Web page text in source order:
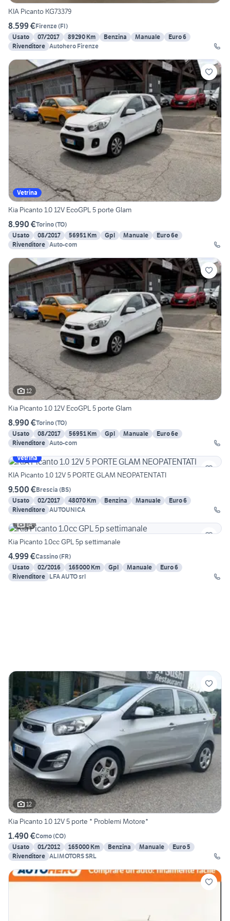
KIA Picanto KG73379
8.599 €Firenze(FI)
Usato
07/2017 89290 Km Benzina Manuale
Euro 6
Rivenditore Autohero Firenze
Vetrina
Kia Picanto 1.0 12V EcoGPL 5 porte Glam
8.990 €Torino(TO)
Usato
08/2017 56951 Km Gpl Manuale
Euro 6e
Rivenditore Auto-com
12
Kia Picanto 1.0 12V EcoGPL 5 porte Glam
8.990 €Torino(TO)
Usato
08/2017 56951 Km Gpl Manuale
Euro 6e
Rivenditore Auto-com
Vetrina
KIA Picanto 1.0 12V 5 PORTE GLAM NEOPATENTATI
9.500 €Brescia (BS)
Usato
02/2017 48070 Km Benzina Manuale
Euro 6
Rivenditore AUTOUNICA
14
Kia Picanto 1.0cc GPL 5p settimanale
4.999 €Cassino(FR)
Usato
02/2016 165000 Km Gpl Manuale
Euro 6
Rivenditore
LFA AUTO srl
12
Kia Picanto 1.0 12V 5 porte * Problemi Motore*
1.490 €Como(CO)
Usato
01/2012 165000 Km Benzina Manuale
Euro 5
Rivenditore ALIMOTORS SRL